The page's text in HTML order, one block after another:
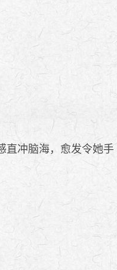
直冲脑海，愈发令她手